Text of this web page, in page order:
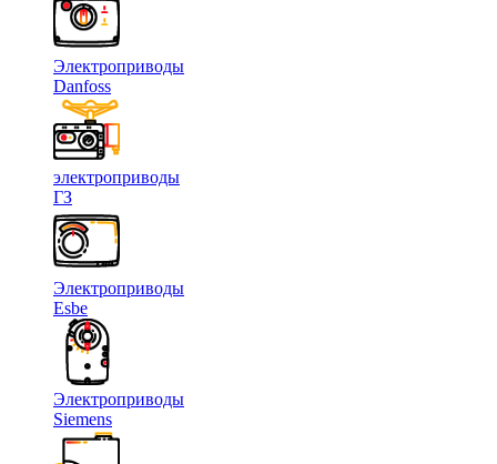
Электроприводы
Danfoss
электроприводы
ГЗ
Электроприводы
Esbe
Электроприводы
Siemens